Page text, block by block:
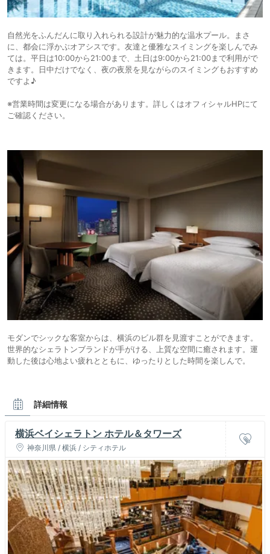
自然光をふんだんに取り入れられる設計が魅力的な温水プール。まさ
に、都会に浮かぶオアシスです。友達と優雅なスイミングを楽しんでみ
ては。平日は10:00から21:00まで、土日は9:00から21:00まで利用がで
きます。日中だけでなく、夜の夜景を見ながらのスイミングもおすすめ
ですよ♪
※営業時間は変更になる場合があります。詳しくはオフィシャルHPにて
ご確認ください。
モダンでシックな客室からは、横浜のビル群を見渡すことができます。
世界的なシェラトンブランドが手がける、上質な空間に癒されます。運
動した後は心地よい疲れとともに、ゆったりとした時間を楽しんで。
詳細情報
横浜ベイシェラトン ホテル＆タワーズ
神奈川県 / 横浜 / シティホテル